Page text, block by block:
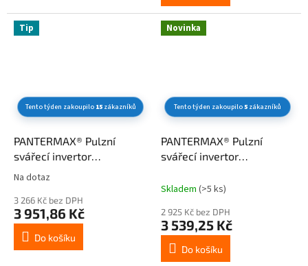
hvězdiček.
Tip
Tento týden zakoupilo 15zákazníků
PANTERMAX® Pulzní
svářecí invertor
MMA215Pulse® SET1
Průměrné
produktu
je
3,2
Na dotaz
3 266 Kč bez DPH
3 951,86 Kč
Do košíku
Novinka
Tento týden zakoupilo5 zákazníků
PANTERMAX® Pulzní
svářecí invertor
(MMA/TIG)
Skladem (>5 ks)
2 925 Kč bez DPH
3 539,25 Kč
Do košíku